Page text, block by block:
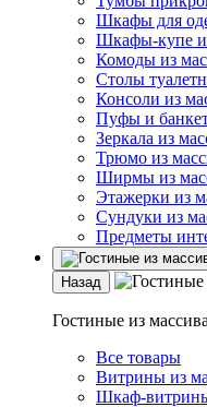
Шкафы для
Шкафы-купе
Комоды из
Столы
Консоли из
Пуфы и
Зеркала из
Трюмо из
Ширмы из
Этажерки из
Сундуки из
Предметы
Назад
Гостиные из
Все товары
Витрины из
Шкаф-витрины